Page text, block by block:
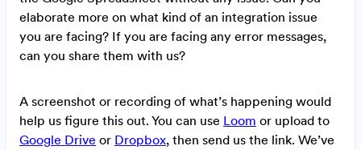
elaborate more on what kind of an integration issue
you are facing? If you are facing any error messages,
can you share them with us?
A screenshot or recording of what’s happening would
help us figure this out. You can use Loom or upload to
Google Drive or Dropbox, then send us the link. We’ve